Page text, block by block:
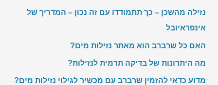
o
e
נזילה מהשכן – כך תתמודדו עם זה נכון – המדריך של
אינפראיובל
האם כל שרברב הוא מאתר נזילות מים?
מה היתרונות של בדיקה תרמית לנזילות?
מדוע כדאי להזמין שרברב עם מכשיר לגילוי נזילות מים?